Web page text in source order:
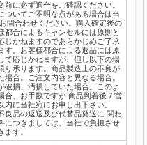
前に必ず適合をご確認ください。
ついてご不明な点がある場合は当
問合わせください。購入確定後の
都合によるキャンセルには原則と
じかねますのであらかじめご了承
す。お客様都合による返品には原
て応じかねますが、但し以下の場
り承ります。商品製造上の不良が
場合。ご注文内容と異なる場合。
破損、汚損していた場合。このよ
合、お手数ですが 商品到着後７営
内に当社宛にお申し出下さい。
良品の返送及び代替品発送に 関わ
につきましては、当社で負担させ
ます。